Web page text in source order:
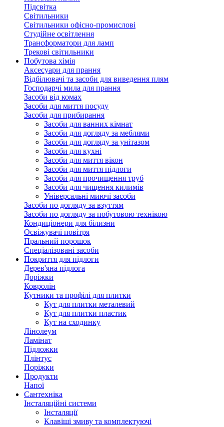
Підсвітка
Світильники
Світильники офісно-промислові
Студійне освітлення
Трансформатори для ламп
Трекові світильники
Побутова хімія
Аксесуари для прання
Відбілювачі та засоби для виведення плям
Господарчі мила для прання
Засоби від комах
Засоби для миття посуду
Засоби для прибирання
Засоби для ванних кімнат
Засоби для догляду за меблями
Засоби для догляду за унітазом
Засоби для кухні
Засоби для миття вікон
Засоби для миття підлоги
Засоби для прочищення труб
Засоби для чищення килимів
Універсальні миючі засоби
Засоби по догляду за взуттям
Засоби по догляду за побутовою технікою
Кондиціонери для білизни
Освіжувачі повітря
Пральний порошок
Спеціалізовані засоби
Покриття для підлоги
Дерев'яна підлога
Доріжки
Ковролін
Кутники та профілі для плитки
Кут для плитки металевий
Кут для плитки пластик
Кут на сходинку
Лінолеум
Ламінат
Підложки
Плінтус
Поріжки
Продукти
Напої
Сантехніка
Інсталяційні системи
Інсталяції
Клавіші змиву та комплектуючі